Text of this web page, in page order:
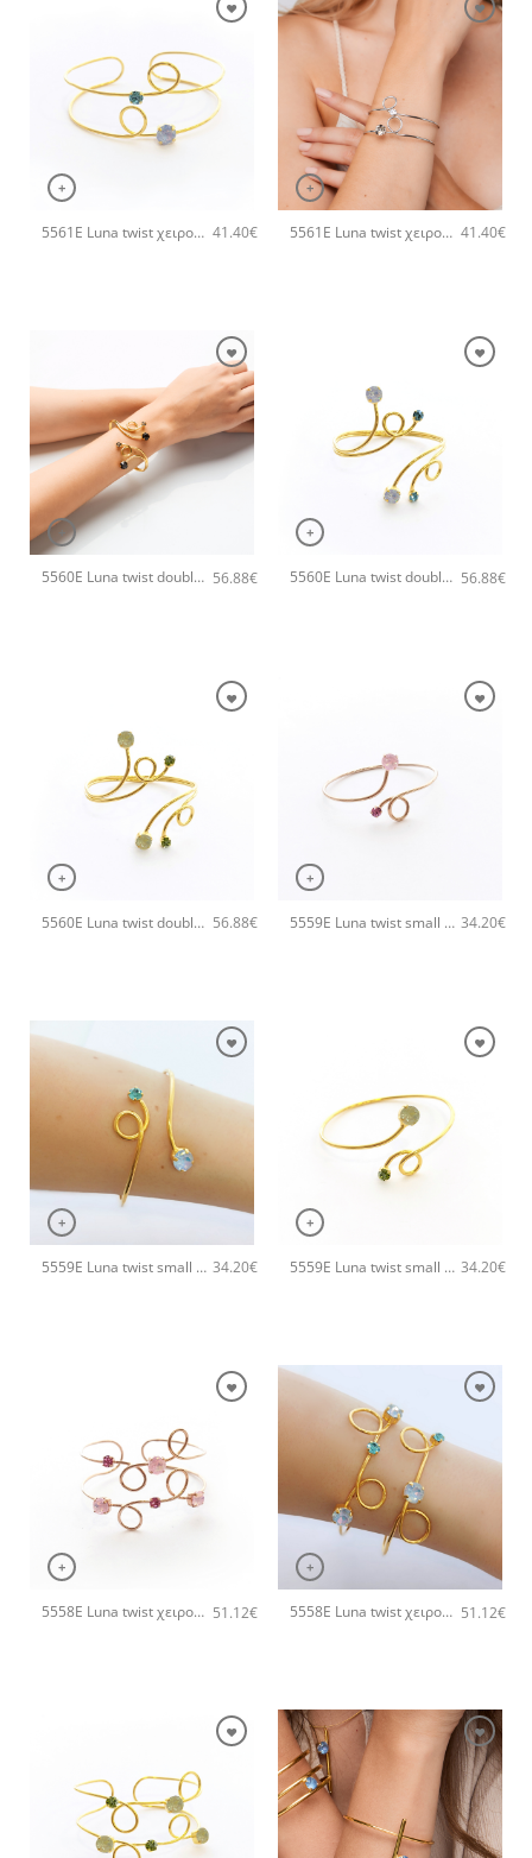
+
5561E Luna twist χειροποίητο βραχιόλι Catherine bijoux Τυρκουάζ 41.40€
+
5561E Luna twist χειροποίητο βραχιόλι Catherine bijoux Ανοιχτό Πράσινο 41.40€
+
5560E Luna twist double χειροποίητο βραχιόλι Catherine bijoux Φούξια 56.88€
+
5560E Luna twist double χειροποίητο βραχιόλι Catherine bijoux Τυρκουάζ 56.88€
+
5560E Luna twist double χειροποίητο βραχιόλι Catherine bijoux Ανοιχτό Πράσινο 56.88€
+
5559E Luna twist small χειροποίητο βραχιόλι Catherine bijoux Φούξια 34.20€
+
5559E Luna twist small χειροποίητο βραχιόλι Catherine bijoux Τυρκουάζ 34.20€
+
5559E Luna twist small χειροποίητο βραχιόλι Catherine bijoux Ανοιχτό Πράσινο 34.20€
+
5558E Luna twist χειροποίητο βραχιόλι Catherine bijoux Φούξια 51.12€
+
5558E Luna twist χειροποίητο βραχιόλι Catherine bijoux Τυρκουάζ 51.12€